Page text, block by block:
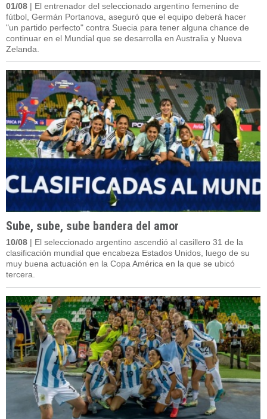
01/08 | El entrenador del seleccionado argentino femenino de
fútbol, Germán Portanova, aseguró que el equipo deberá hacer
"un partido perfecto" contra Suecia para tener alguna chance de
continuar en el Mundial que se desarrolla en Australia y Nueva
Zelanda.
Sube, sube, sube bandera del amor
10/08 | El seleccionado argentino ascendió al casillero 31 de la
clasificación mundial que encabeza Estados Unidos, luego de su
muy buena actuación en la Copa América en la que se ubicó
tercera.